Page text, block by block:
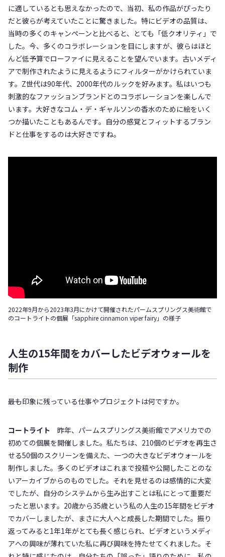
に適しているとも思えなかったので、当初、私の作品がぴったり
だと彼らが考えていたことに驚きました。特にビデオの品質は、
当時の多くのキャンペーンと比べると、とても「低クオリティ」で
した。今、多くのコラボレーションを目にしますが、彼らはほと
んど低予算でローファイに見えることを望んでいます。古いメディ
アで制作されたように見えるようにフィルターがかけられていま
す。Z世代は90年代、2000年代のルックを好みます。私はいつも
刺激的なファッションブランドとのコラボレーションを楽しんで
います。大好きなコム・デ・ギャルソンの香水のために絵をいく
つか描いたこともあるんです。自分の感覚とフィットするブラン
ドと仕事をするのは大好きですね。
2022年9月から2023年3月にかけて開催されたパームスプリングス美術館で
のコートライトの個展「sapphire cinnamon viper fairy」の様子
人生の15年間をカバーしたビデオウォールを
制作
――最も印象に残っている仕事やプロジェクトは何ですか。
コートライト 昨年、パームスプリングス美術館でアメリカでの
初めての個展を開催しました。私たちは、210個のビデオを再生さ
せる50個のスクリーンを備えた、一つの大きなビデオウォールを
制作しました。多くのビデオはこれまで投稿や公開したことのな
いアーカイブからのものでした。それを見せるのは感情的に大変
でしたが、自分のシステムから生み出すことは私にとって重要だ
ったと思います。20歳から35歳という私の人生の15年間をビデオ
でカバーしましたが、まさに大人へと成長した期間でした。振り
返ってみると1年1年がとても長く感じられ、ビデオというメディ
アへの興味が薄れていた私に再び興味を持たせてくれました。そ